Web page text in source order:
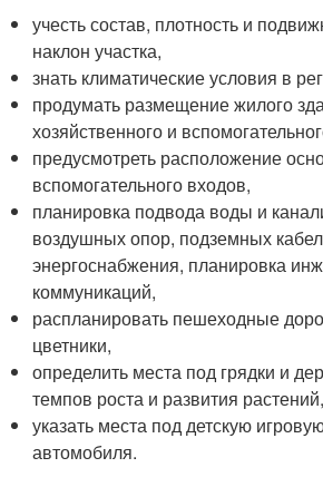
учесть состав, плотность и
наклон участка,
знать климатические условия в
продумать размещение жилого
хозяйственного и
предусмотреть расположение
вспомогательного входов,
планировка подвода воды и
воздушных опор, подземных
энергоснабжения, планировка
коммуникаций,
распланировать пешеходные
цветники,
определить места под грядки и
темпов роста и развития растений,
указать места под детскую
автомобиля.